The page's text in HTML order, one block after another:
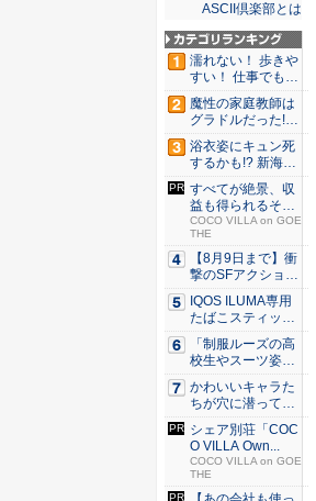
ASCII倶楽部とは
濡れない！ 歩きや
すい！ 仕事でも履
ける...
魔性の家庭教師は
グラドルだった!?
村雨...
浴衣姿にキュン死
するかも!? 新海ま
きが...
すべてが絶景、収
益も得られるその
仕組みと...
COCO VILLA on GOE
THE
【8月9日まで】衝
撃のSFアクション
『G...
IQOS ILUMA専用
たばこスティッ
ク...
「制服ルーズの高
校生やスーツ姿の
OLを演...
かわいいキャラた
ちが穴に潜ってひ
どい目に...
シェア別荘「COC
O VILLA Own...
COCO VILLA on GOE
THE